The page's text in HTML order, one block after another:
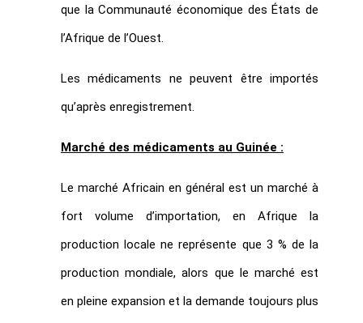
que la Communauté économique des États de
l’Afrique de l’Ouest.
Les médicaments ne peuvent être importés
qu’après enregistrement.
Marché des médicaments au Guinée :
Le marché Africain en général est un marché à
fort volume d’importation, en Afrique la
production locale ne représente que 3 % de la
production mondiale, alors que le marché est
en pleine expansion et la demande toujours plus